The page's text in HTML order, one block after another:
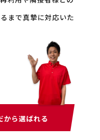
まで真摯に対応いた
から選ばれる